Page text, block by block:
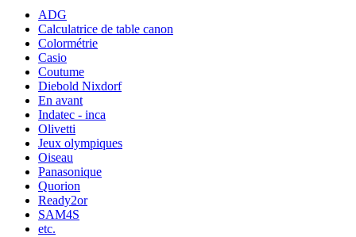
ADG
Calculatrice de table canon
Colormétrie
Casio
Coutume
Diebold Nixdorf
En avant
Indatec - inca
Olivetti
Jeux olympiques
Oiseau
Panasonique
Quorion
Ready2or
SAM4S
etc.